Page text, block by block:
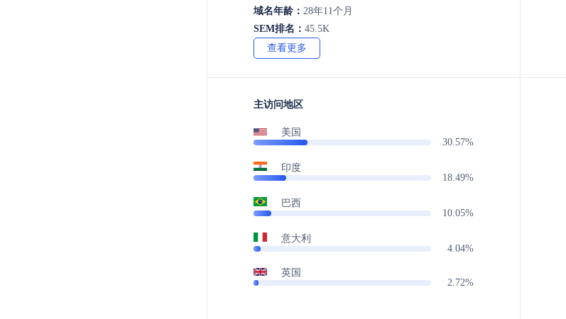
域名年龄： 28年11个月
SEM排名： 45.5K
查看更多
主访问地区
美国
30.57%
印度
18.49%
巴西
10.05%
意大利
4.04%
英国
2.72%